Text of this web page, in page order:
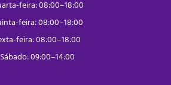
feira: 08:00–18:00
feira: 08:00–18:00
feira: 08:00–18:00
Sábado: 09:00–14:00